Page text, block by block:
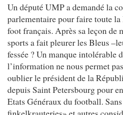
Un député UMP a demandé la
parlementaire pour faire toute
foot français. Après sa leçon de
sports a fait pleurer les Bleus
fessée ? Un manque intolérable
l’information ne nous permet
oublier le président de la
depuis Saint Petersbourg pour
Etats Généraux du football.